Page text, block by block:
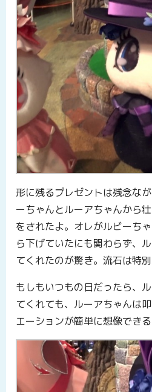
形に残るプレゼントは残念な
ーちゃんとルーアちゃんから
をされたよ。オレがルビーち
ら下げていたにも関わらず、
てくれたのが驚き。流石は特別
もしもいつもの日だったら、
てくれても、ルーアちゃんは
エーションが簡単に想像できる